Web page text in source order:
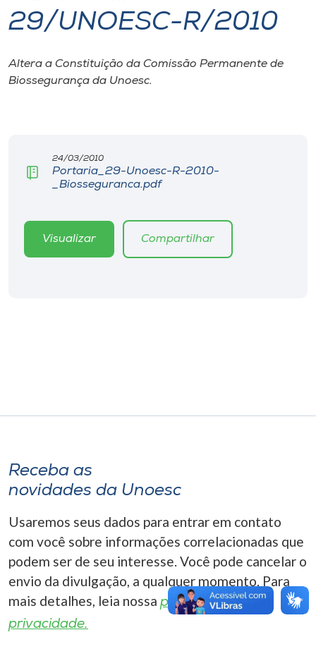
I.nova
Diplomados
Editora
o idioma
A+
A-
29/UNOESC-R/2010
Altera a Constituição da Comissão Permanente de
Biossegurança da Unoesc.
24/03/2010
Portaria_29-Unoesc-R-2010-
_Biosseguranca.pdf
Visualizar Compartilhar
Receba as
novidades da Unoesc
Usaremos seus dados para entrar em contato
com você sobre informações correlacionadas que
podem ser de seu interesse. Você pode cancelar o
envio da divulgação, a qualquer momento. Para
mais detalhes, leia nossa política de
privacidade.